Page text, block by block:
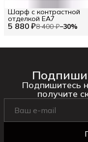
5 880 ₽8 400 ₽−30%
Шарф с контрастной
отделкой EA7
Подпишитесь
получите